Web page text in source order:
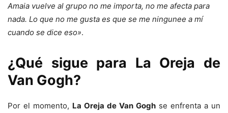
Amaia vuelve al grupo no me importa, no me afecta para
nada. Lo que no me gusta es que se me ningunee a mí
cuando se dice eso».
¿Qué sigue para La Oreja de
Van Gogh?
Por el momento, La Oreja de Van Gogh se enfrenta a un